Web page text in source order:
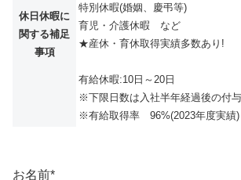
休日休暇に
関する補足
事項
特別休暇(婚姻、慶弔等)
育児・介護休暇 など
★産休・育休取得実績多数あり!
有給休暇:10日～20日
※下限日数は入社半年経過後の付
※有給取得率 96%(2023年度実績)
お名前*